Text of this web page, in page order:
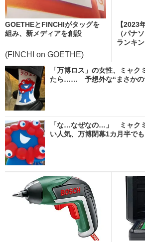
GOETHEとFINCHIがタッグを
組み、新メディアを創設
(FINCHI on GOETHE)
【2023
（パナ
ランキ
「万博ロス」の女性、ミャク
たら…… 予想外な“まさかの
「な…なぜなの…」 ミャク
い人気、万博閉幕1カ月半